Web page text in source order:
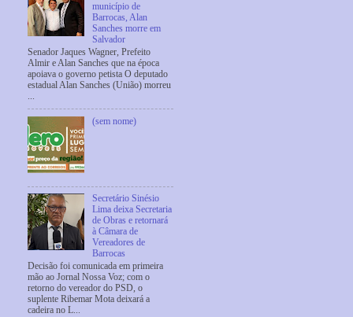
município de
Barrocas, Alan
Sanches morre em
Salvador
Senador Jaques Wagner, Prefeito
Almir e Alan Sanches que na época
apoiava o governo petista O deputado
estadual Alan Sanches (União) morreu
...
(sem nome)
Secretário Sinésio
Lima deixa Secretaria
de Obras e retornará
à Câmara de
Vereadores de
Barrocas
Decisão foi comunicada em primeira
mão ao Jornal Nossa Voz; com o
retorno do vereador do PSD, o
suplente Ribemar Mota deixará a
cadeira no L...